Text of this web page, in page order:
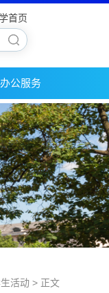
首页
办公服务
活动 > 正文